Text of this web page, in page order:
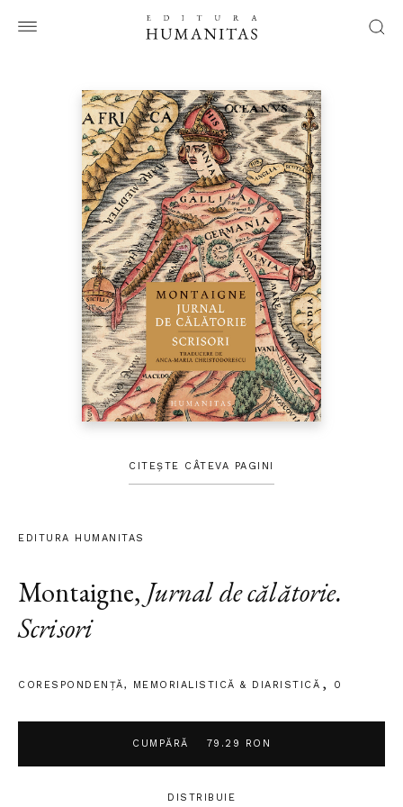
CITEȘTE CÂTEVA PAGINI
EDITURA HUMANITAS
Montaigne, Jurnal de călătorie.
Scrisori
CORESPONDENȚĂ, MEMORIALISTICĂ & DIARISTICĂ 0
DISTRIBUIE
CUMPĂRĂ 79.29 RON